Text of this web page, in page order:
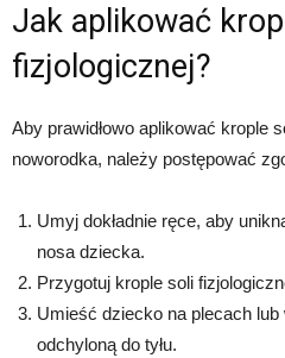
Jak aplikować
fizjologicznej?
Aby prawidłowo aplikować krople
noworodka, należy postępować
Umyj dokładnie ręce, aby
nosa dziecka.
Przygotuj krople soli
Umieść dziecko na plecach lub
odchyloną do tyłu.